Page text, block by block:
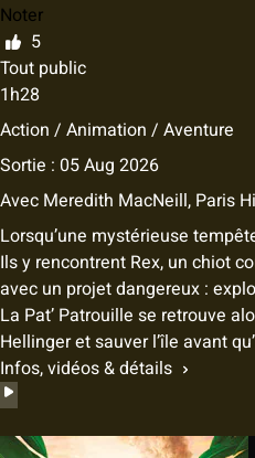
Noter
5
Tout public
1h28
Action / Animation / Aventure
Sortie : 05 Aug 2026
Avec Meredith MacNeill, Paris
Lorsqu’une mystérieuse
Ils y rencontrent Rex, un chiot
avec un projet dangereux :
La Pat’ Patrouille se retrouve
Hellinger et sauver l’île avant
Infos, vidéos & détails